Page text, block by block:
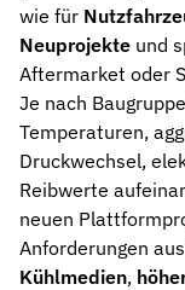
Normen &
ISO, DIN und EN-
Richtlinien &
REACH, RoHS,
wie für
Neuprojekte und
Aftermarket oder
Je nach
Temperaturen,
Druckwechsel,
Reibwerte
neuen
Anforderungen aus
Kühlmedien,